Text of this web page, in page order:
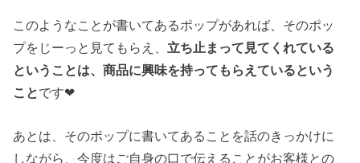
このようなことが書いてあるポップがあれば、そのポッ
プをじーっと見てもらえ、 立ち止まって見てくれている
ということは、商品に興味を持ってもらえているという
ことです❤︎
あとは、そのポップに書いてあることを話のきっかけに
しながら、今度はご自身の口で伝えることがお客様との